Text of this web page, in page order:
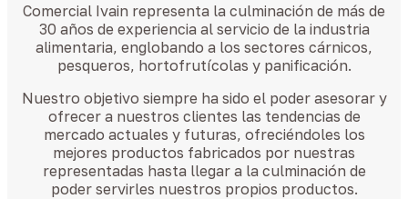
Comercial Ivain representa la culminación de más de
30 años de experiencia al servicio de la industria
alimentaria, englobando a los sectores cárnicos,
pesqueros, hortofrutícolas y panificación.
Nuestro objetivo siempre ha sido el poder asesorar y
ofrecer a nuestros clientes las tendencias de
mercado actuales y futuras, ofreciéndoles los
mejores productos fabricados por nuestras
representadas hasta llegar a la culminación de
poder servirles nuestros propios productos.